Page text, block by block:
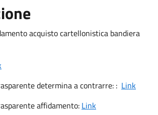
acquisto cartellonistica bandiera
determina a contrarre: : Link
affidamento: Link